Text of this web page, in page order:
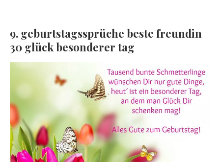
9. geburtstagssprüche beste freundin
30 glück besonderer tag